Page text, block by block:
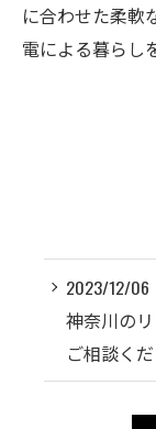
に合わせた柔軟
電による暮らし
2023/12/06
神奈川の
ご相談くだ